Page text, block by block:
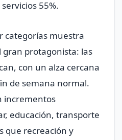
55%.
categorías muestra
gran protagonista: las
con un alza cercana
de semana normal.
incrementos
educación, transporte
que recreación y